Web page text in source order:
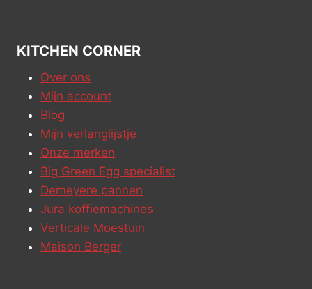
KITCHEN CORNER
Over ons
Mijn account
Blog
Mijn verlanglijstje
Onze merken
Big Green Egg specialist
Demeyere pannen
Jura koffiemachines
Verticale Moestuin
Maison Berger